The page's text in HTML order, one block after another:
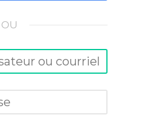
OU
ou courriel